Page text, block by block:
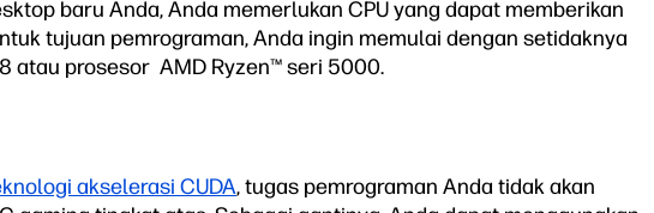
baru Anda, Anda memerlukan CPU yang dapat memberikan
tujuan pemrograman, Anda ingin memulai dengan setidaknya
atau prosesor AMD Ryzen™ seri 5000.
akselerasi CUDA, tugas pemrograman Anda tidak akan